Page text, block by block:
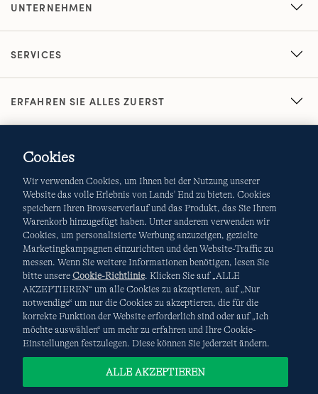
UNTERNEHMEN
SERVICES
ERFAHREN SIE ALLES ZUERST
AGB Datenschutz & Sicherheit
Cookies-Ich möchte auswählen Site Map
Internationale Websites
Diese Website ist durch reCAPTCHA geschützt. Es gelten die
DatenschutzerklärungundNutzungsbedingungen
Google.
Cookies
Wir verwenden Cookies, um Ihnen bei der Nutzung unserer
Website das volle Erlebnis von Lands' End zu bieten. Cookies
speichern Ihren Browserverlauf und das Produkt, das Sie Ihrem
Warenkorb hinzugefügt haben. Unter anderem verwenden wir
Cookies, um personalisierte Werbung anzuzeigen, gezielte
Marketingkampagnen einzurichten und den Website-Traffic zu
messen. Wenn Sie weitere Informationen benötigen, lesen Sie
bitte unsere Cookie-Richtlinie. Klicken Sie auf „ALLE
AKZEPTIEREN“ um alle Cookies zu akzeptieren, auf „Nur
notwendige“ um nur die Cookies zu akzeptieren, die für die
korrekte Funktion der Website erforderlich sind oder auf „Ich
möchte auswählen“ um mehr zu erfahren und Ihre Cookie-
Einstellungen festzulegen. Diese können Sie jederzeit ändern.
ALLE AKZEPTIEREN